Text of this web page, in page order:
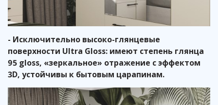
- Исключительно высоко-глянцевые
поверхности Ultra Gloss: имеют степень глянца
95 gloss, «зеркальное» отражение с эффектом
3D, устойчивы к бытовым царапинам.